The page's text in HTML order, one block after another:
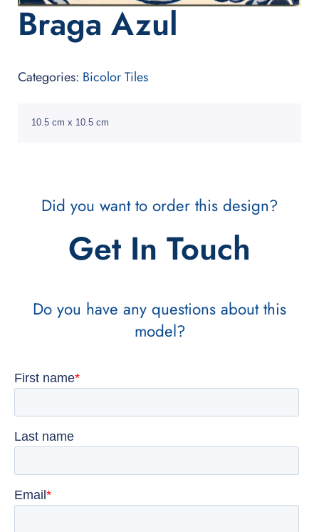
Braga Azul
Categories: Bicolor Tiles
10.5 cm x 10.5 cm
Did you want to order this design?
Get In Touch
Do you have any questions about this
model?